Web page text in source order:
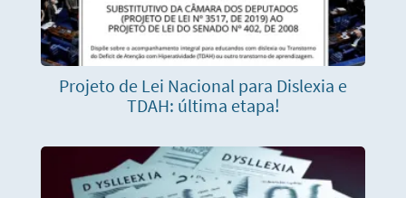
Projeto de Lei Nacional para Dislexia e
TDAH: última etapa!